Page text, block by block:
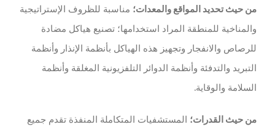
من حيث تحديد المواقع والمعدات؛ مناسبة للظروف الإستراتيجية
والمناخية للمنطقة المراد استخدامها؛ تصنيع هياكل مضادة
للرصاص والانفجار وتجهيز هذه الهياكل بأنظمة الإنذار وأنظمة
التبريد والتدفئة وأنظمة الدوائر التلفزيونية المغلقة وأنظمة
السلامة والوقاية.
من حيث القدرات؛ المستشفيات المتكاملة المنفذة تقدم جميع